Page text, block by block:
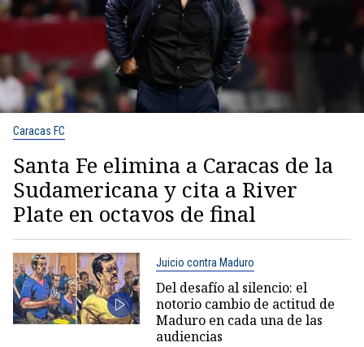
Caracas FC
Santa Fe elimina a Caracas de la
Sudamericana y cita a River
Plate en octavos de final
Juicio contra Maduro
Del desafío al silencio: el
notorio cambio de actitud de
Maduro en cada una de las
audiencias